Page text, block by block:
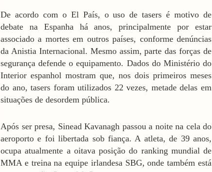
De acordo com o El País, o uso de tasers é motivo de
debate na Espanha há anos, principalmente por estar
associado a mortes em outros países, conforme denúncias
da Anistia Internacional. Mesmo assim, parte das forças de
segurança defende o equipamento. Dados do Ministério do
Interior espanhol mostram que, nos dois primeiros meses
do ano, tasers foram utilizados 22 vezes, metade delas em
situações de desordem pública.
Após ser presa, Sinead Kavanagh passou a noite na cela do
aeroporto e foi libertada sob fiança. A atleta, de 39 anos,
ocupa atualmente a oitava posição do ranking mundial de
MMA e treina na equipe irlandesa SBG, onde também está